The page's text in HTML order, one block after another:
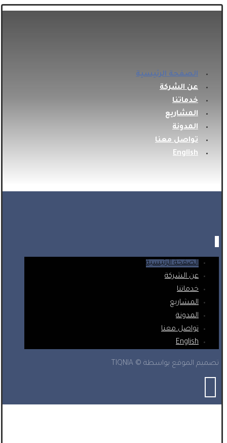
الصفحة الرئيسية
عن الشركة
خدماتنا
المشاريع
المدونة
تواصل معنا
English
الصفحة الرئيسية
عن الشركة
خدماتنا
المشاريع
المدونة
تواصل معنا
English
تصميم الموقع بواسطة © TIQNIA